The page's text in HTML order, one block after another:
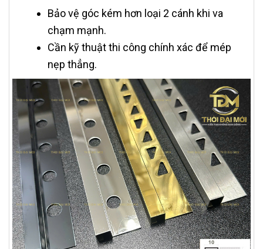
Bảo vệ góc kém hơn loại 2 cánh khi va
chạm mạnh.
Cần kỹ thuật thi công chính xác để mép
nẹp thẳng.